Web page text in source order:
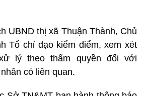
UBND thị xã Thuận Thành, Chủ
Tổ chỉ đạo kiểm điểm, xem xét
lý theo thẩm quyền đối với
có liên quan.